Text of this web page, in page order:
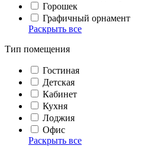
Горошек
Графичный орнамент
Раскрыть все
Тип помещения
Гостиная
Детская
Кабинет
Кухня
Лоджия
Офис
Раскрыть все